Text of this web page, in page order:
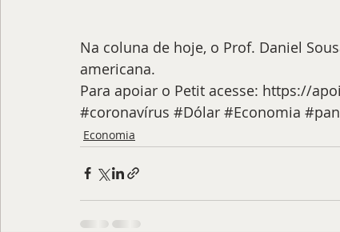
Na coluna de hoje, o Prof. Daniel
americana.
Para apoiar o Petit acesse: https://
#coronavírus #Dólar #Economia
Economia